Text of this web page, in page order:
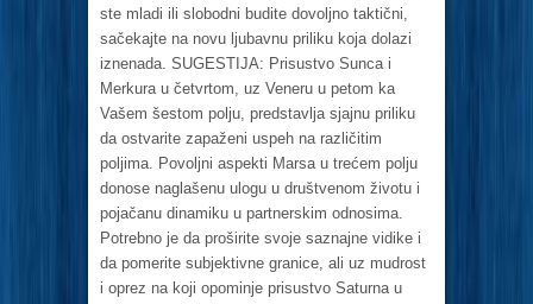
ste mladi ili slobodni budite dovoljno taktični,
sačekajte na novu ljubavnu priliku koja dolazi
iznenada. SUGESTIJA: Prisustvo Sunca i
Merkura u četvrtom, uz Veneru u petom ka
Vašem šestom polju, predstavlja sjajnu priliku
da ostvarite zapaženi uspeh na različitim
poljima. Povoljni aspekti Marsa u trećem polju
donose naglašenu ulogu u društvenom životu i
pojačanu dinamiku u partnerskim odnosima.
Potrebno je da proširite svoje saznajne vidike i
da pomerite subjektivne granice, ali uz mudrost
i oprez na koji opominje prisustvo Saturna u